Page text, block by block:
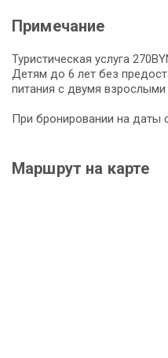
Примечание
Туристическая услуга
Детям до 6 лет без
питания с двумя взрослыми
При бронировании на даты
Маршрут на карте